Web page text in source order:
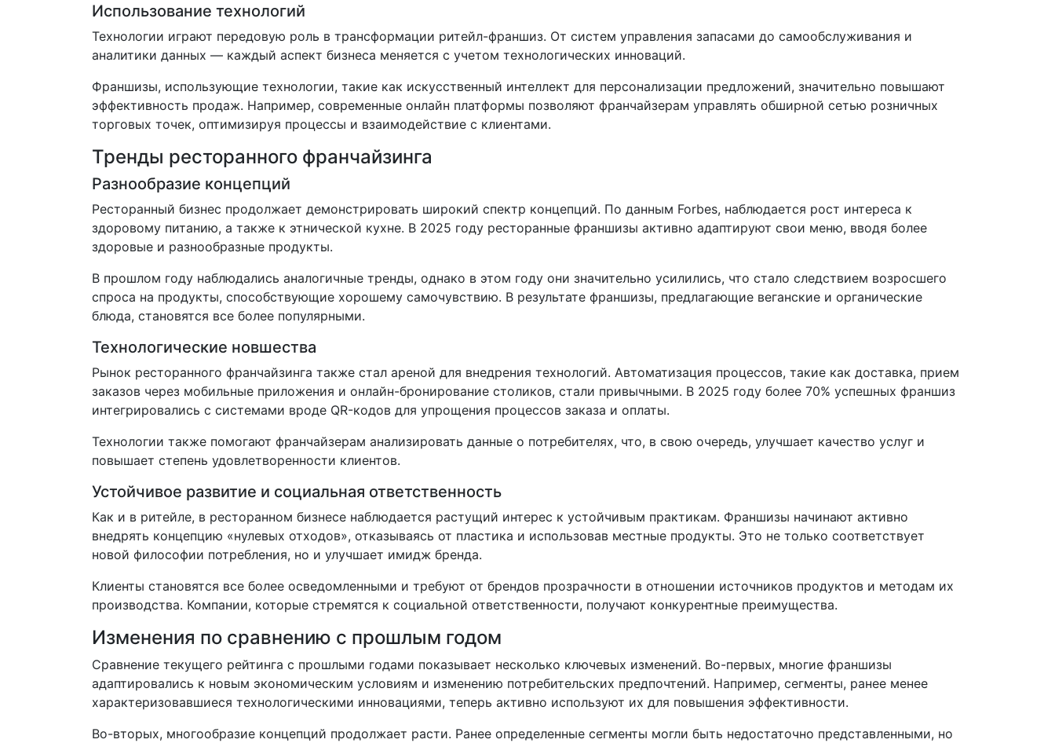
Использование технологий
Технологии играют передовую роль в трансформации ритейл-франшиз. От систем управления запасами до самообслуживания и
аналитики данных — каждый аспект бизнеса меняется с учетом технологических инноваций.
Франшизы, использующие технологии, такие как искусственный интеллект для персонализации предложений, значительно повышают
эффективность продаж. Например, современные онлайн платформы позволяют франчайзерам управлять обширной сетью розничных
торговых точек, оптимизируя процессы и взаимодействие с клиентами.
Тренды ресторанного франчайзинга
Разнообразие концепций
Ресторанный бизнес продолжает демонстрировать широкий спектр концепций. По данным Forbes, наблюдается рост интереса к
здоровому питанию, а также к этнической кухне. В 2025 году ресторанные франшизы активно адаптируют свои меню, вводя более
здоровые и разнообразные продукты.
В прошлом году наблюдались аналогичные тренды, однако в этом году они значительно усилились, что стало следствием возросшего
спроса на продукты, способствующие хорошему самочувствию. В результате франшизы, предлагающие веганские и органические
блюда, становятся все более популярными.
Технологические новшества
Рынок ресторанного франчайзинга также стал ареной для внедрения технологий. Автоматизация процессов, такие как доставка, прием
заказов через мобильные приложения и онлайн-бронирование столиков, стали привычными. В 2025 году более 70% успешных франшиз
интегрировались с системами вроде QR-кодов для упрощения процессов заказа и оплаты.
Технологии также помогают франчайзерам анализировать данные о потребителях, что, в свою очередь, улучшает качество услуг и
повышает степень удовлетворенности клиентов.
Устойчивое развитие и социальная ответственность
Как и в ритейле, в ресторанном бизнесе наблюдается растущий интерес к устойчивым практикам. Франшизы начинают активно
внедрять концепцию «нулевых отходов», отказываясь от пластика и использовав местные продукты. Это не только соответствует
новой философии потребления, но и улучшает имидж бренда.
Клиенты становятся все более осведомленными и требуют от брендов прозрачности в отношении источников продуктов и методам их
производства. Компании, которые стремятся к социальной ответственности, получают конкурентные преимущества.
Изменения по сравнению с прошлым годом
Сравнение текущего рейтинга с прошлыми годами показывает несколько ключевых изменений. Во-первых, многие франшизы
адаптировались к новым экономическим условиям и изменению потребительских предпочтений. Например, сегменты, ранее менее
характеризовавшиеся технологическими инновациями, теперь активно используют их для повышения эффективности.
Во-вторых, многообразие концепций продолжает расти. Ранее определенные сегменты могли быть недостаточно представленными, но